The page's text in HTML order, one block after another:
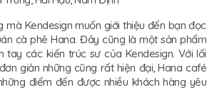
mà Kendesign muốn giới thiệu đến bạn đọc
cà phê Hana. Đây cũng là một sản phẩm
các kiến trúc sư của Kendesign. Với lối
giản những cũng rất hiện đại, Hana café
điểm đến được nhiều khách hàng yêu